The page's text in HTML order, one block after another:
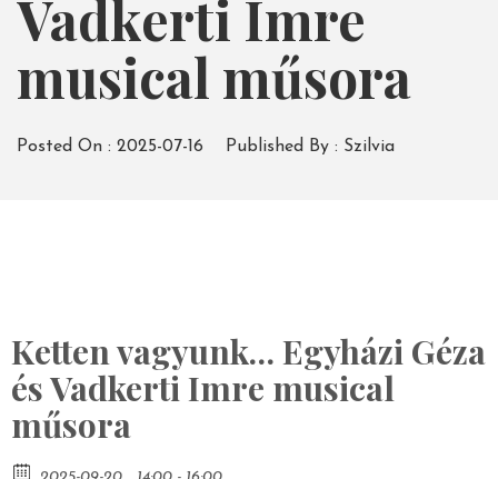
Vadkerti Imre
musical műsora
Posted On : 2025-07-16 Published By : Szilvia
Ketten vagyunk… Egyházi Géza
és Vadkerti Imre musical
műsora